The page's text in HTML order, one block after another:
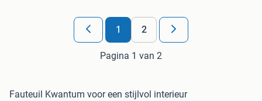
1 2
Pagina 1 van 2
Fauteuil Kwantum voor een stijlvol interieur